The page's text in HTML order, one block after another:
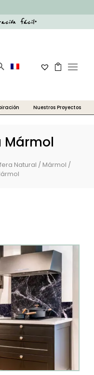
fácil”
Mármol
Natural / Mármol /